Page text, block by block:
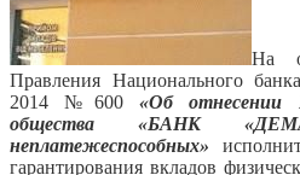
На
Правления Национального
2014 №600 «Об отнесении
общества «БАНК
неплатежеспособных»
гарантирования вкладов